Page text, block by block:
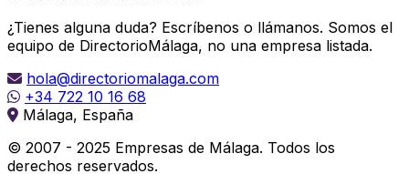
¿Tienes alguna duda? Escríbenos o llámanos. Somos el
equipo de DirectorioMálaga, no una empresa listada.
hola@directoriomalaga.com
+34 722 10 16 68
Málaga, España
© 2007 - 2025 Empresas de Málaga. Todos los
derechos reservados.